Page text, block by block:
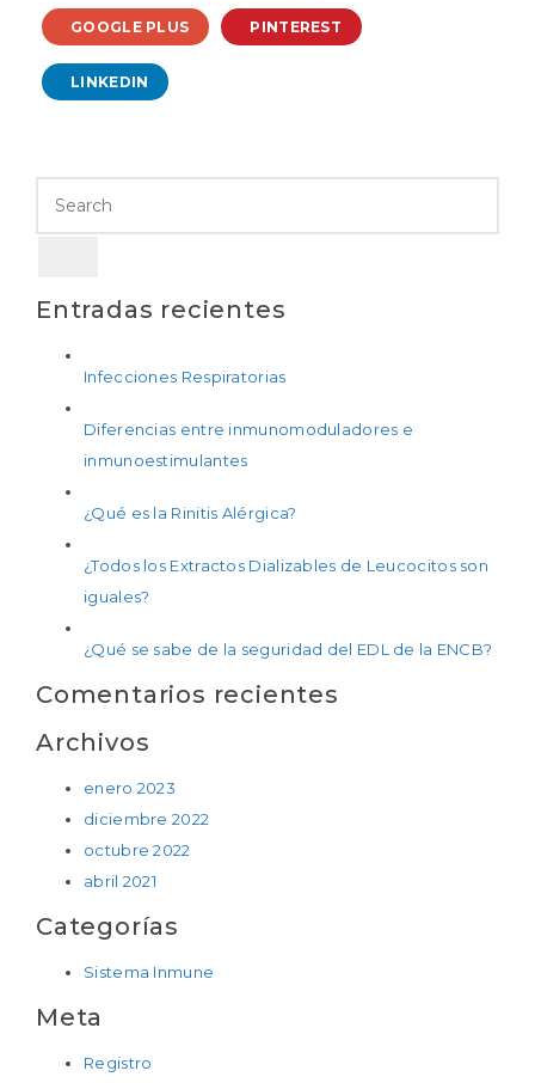
GOOGLE PLUS PINTEREST
LINKEDIN
Entradas recientes
Infecciones Respiratorias
Diferencias entre inmunomoduladores e
inmunoestimulantes
¿Qué es la Rinitis Alérgica?
¿Todos los Extractos Dializables de Leucocitos son
iguales?
¿Qué se sabe de la seguridad del EDL de la ENCB?
Comentarios recientes
Archivos
enero 2023
diciembre 2022
octubre 2022
abril 2021
Categorías
Sistema Inmune
Meta
Registro